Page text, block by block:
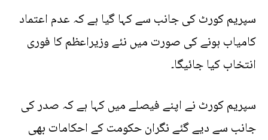
سپریم کورٹ کی جانب سے کہا گیا ہے کہ عدم اعتماد
کامیاب ہونے کی صورت میں نئے وزیراعظم کا فوری
انتخاب کیا جائیگا۔
سپریم کورٹ نے اپنے فیصلے میں کہا ہے کہ صدر کی
جانب سے دیے گئے نگران حکومت کے احکامات بھی